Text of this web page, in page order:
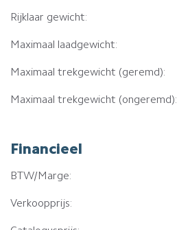
Rijklaar gewicht:
Maximaal laadgewicht:
Maximaal trekgewicht (geremd):
Maximaal trekgewicht (ongeremd):
Financieel
BTW/Marge:
Verkoopprijs: